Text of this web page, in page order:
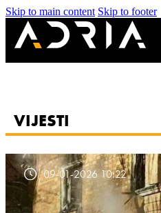
Skip to main content Skip to footer
VIJESTI
09-01-2026 10:22